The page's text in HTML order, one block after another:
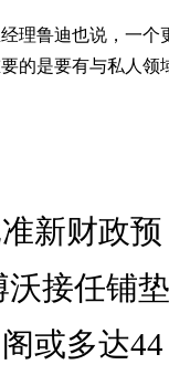
理鲁迪也说，一个
的是要有与私人领
新财政预
沃接任铺垫
或多达44